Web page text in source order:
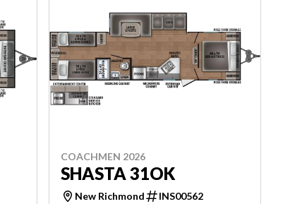
COACHMEN 2026
SHASTA 31OK
New Richmond INS00562